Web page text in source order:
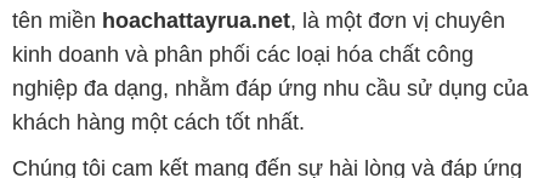
tên miền hoachattayrua.net, là một đơn vị chuyên
kinh doanh và phân phối các loại hóa chất công
nghiệp đa dạng, nhằm đáp ứng nhu cầu sử dụng của
khách hàng một cách tốt nhất.
Chúng tôi cam kết mang đến sự hài lòng và đáp ứng